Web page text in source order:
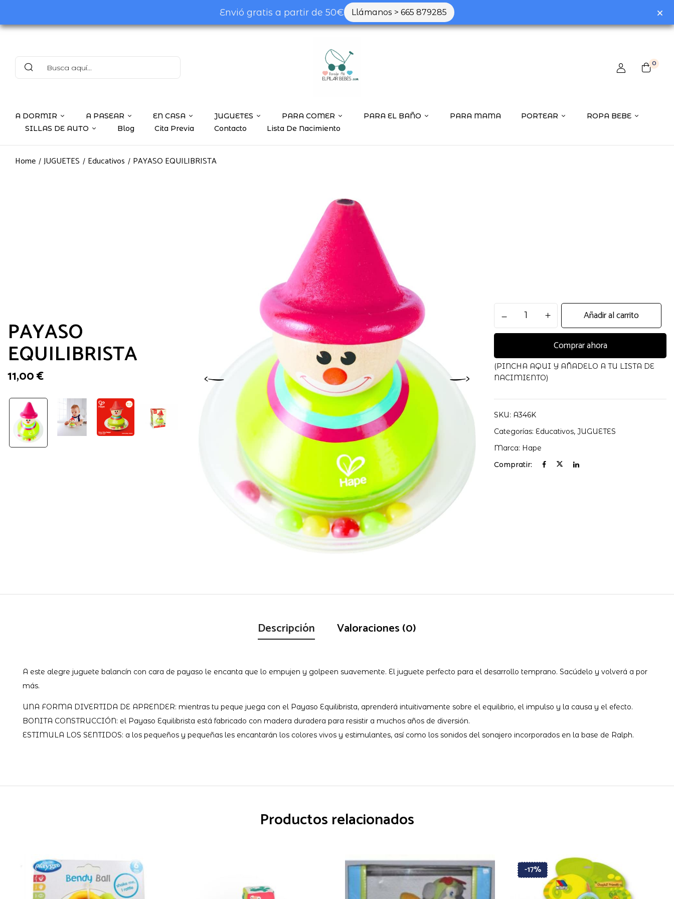
Envió gratis a partir de 50€ Llámanos > 665 879285
0
A DORMIR A PASEAR EN CASA JUGUETES PARA COMER PARA EL BAÑO PARA MAMA PORTEAR
ROPA BEBE
SILLAS DE AUTO
Blog Cita Previa Contacto Lista De Nacimiento
Home JUGUETES Educativos PAYASO EQUILIBRISTA
PAYASO
EQUILIBRISTA
11,00€
EQUILIBRISTA
cantidad
Añadir al carrito
Comprar ahora
(PINCHA AQUI Y AÑADELO A TU LISTA DE
NACIMIENTO)
SKU: A346K
Categorías: Educativos,JUGUETES
Marca: Hape
Compratir:
Descripción Valoraciones (0)
A este alegre juguete balancín con cara de payaso le encanta que lo empujen y golpeen suavemente. El juguete perfecto para el desarrollo temprano. Sacúdelo y volverá a por
más.
UNA FORMA DIVERTIDA DE APRENDER: mientras tu peque juega con el Payaso Equilibrista, aprenderá intuitivamente sobre el equilibrio, el impulso y la causa y el efecto.
BONITA CONSTRUCCIÓN: el Payaso Equilibrista está fabricado con madera duradera para resistir a muchos años de diversión.
ESTIMULA LOS SENTIDOS: a los pequeños y pequeñas les encantarán los colores vivos y estimulantes, así como los sonidos del sonajero incorporados en la base de Ralph.
Productos relacionados
-17%